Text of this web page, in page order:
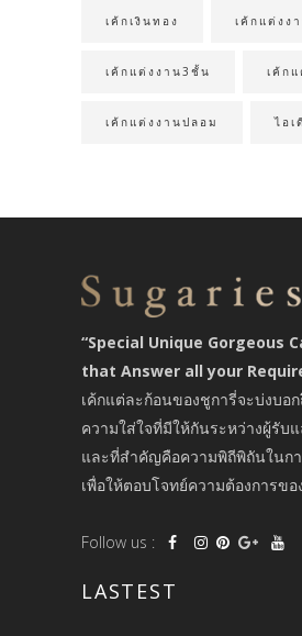
เค้กเงินทอง เค้กแต่งง
เค้กแต่งงาน3ชั้น เค้ก
เค้กแต่งงานปลอม ไอเ
“Special Unique Gorgeous
that Answer all your
เค้กแต่ละก้อนของชูการี่จะบ่งบอ
ความใส่ใจที่มีให้กันระหว่างผู้รับ
และที่สำคัญคือความพิถีพิถันในก
เพื่อให้ตอบโจทย์ความต้องการข
Follow us :
LASTEST